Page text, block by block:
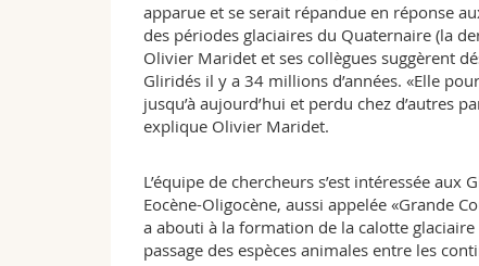
apparue et se serait répandue en réponse
des périodes glaciaires du Quaternaire (la
Olivier Maridet et ses collègues suggèrent
Gliridés il y a 34 millions d’années. «Elle
jusqu’à aujourd’hui et perdu chez d’autres
explique Olivier Maridet.
L’équipe de chercheurs s’est intéressée
Eocène-Oligocène, aussi appelée «Grande
a abouti à la formation de la calotte
passage des espèces animales entre les